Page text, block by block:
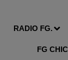
RADIO FG.
FG CHIC